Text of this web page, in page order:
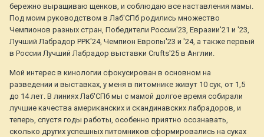
бережно выращиваю щенков, и соблюдаю все наставления мамы.
Под моим руководством в Лаб'СПб родились множество
Чемпионов разных стран, Победители России'23, Евразии'21 и '23,
Лучший Лабрадор РРК'24, Чемпион Европы'23 и '24, а также первый
в России Лучший Лабрадор выставки Crufts'25 в Англии.
Мой интерес в кинологии сфокусирован в основном на
разведении и выставках, у меня в питомнике живут 10 сук, от 1,5
до 14 лет. В линиях Лаб'СПб мы с мамой долгое время собирали
лучшие качества американских и скандинавских лабрадоров, и
теперь, спустя годы работы, особенно приятно осознавать,
сколько других успешных питомников сформировались на суках